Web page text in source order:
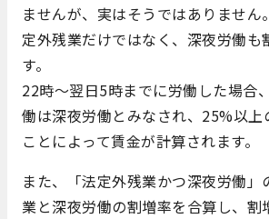
ませんが、実はそうではありません
定外残業だけではなく、深夜労働も
す。
22時～翌日5時までに労働した場合
働は深夜労働とみなされ、25%以上
ことによって賃金が計算されます。
また、「法定外残業かつ深夜労働」
業と深夜労働の割増率を合算し、割